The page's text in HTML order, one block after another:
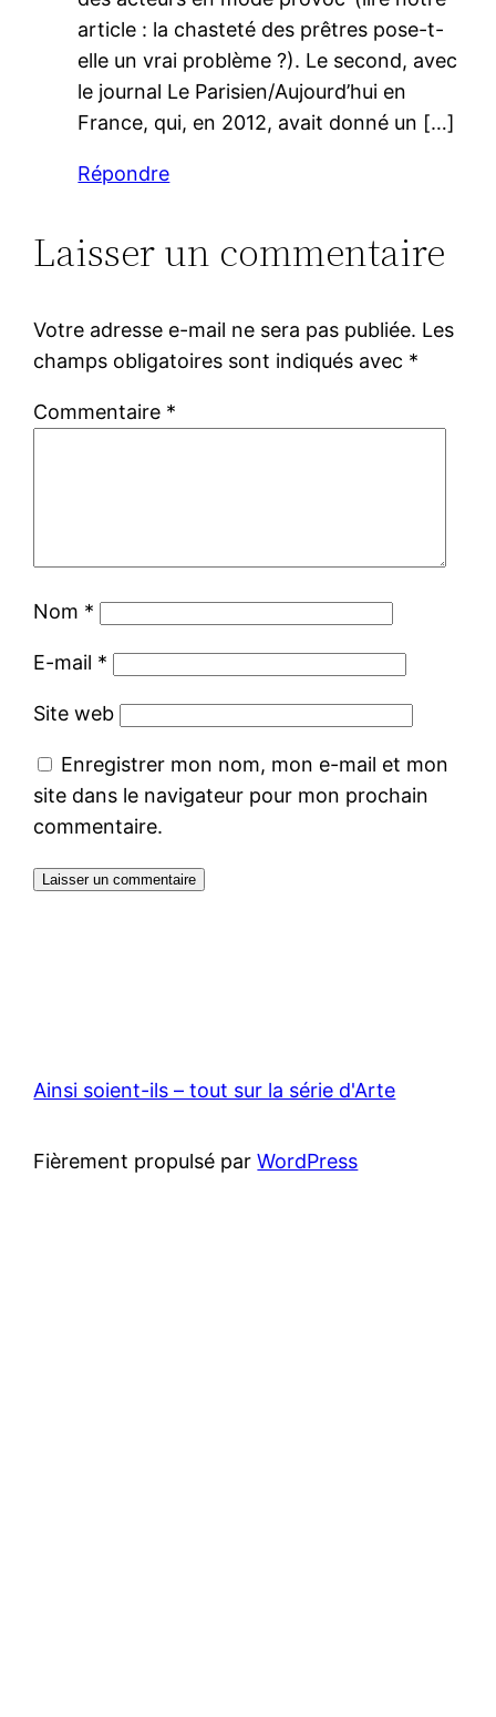
article : la chasteté des prêtres pose-t-
elle un vrai problème ?). Le second, avec
le journal Le Parisien/Aujourd’hui en
France, qui, en 2012, avait donné un […]
Répondre
Laisser un commentaire
Votre adresse e-mail ne sera pas publiée. Les
champs obligatoires sont indiqués avec *
Commentaire *
Nom *
E-mail *
Site web
Enregistrer mon nom, mon e-mail et mon
site dans le navigateur pour mon prochain
commentaire.
Ainsi soient-ils – tout sur la série d'Arte
Fièrement propulsé parWordPress